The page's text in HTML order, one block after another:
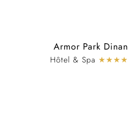
Armor Park Dinan
Hôtel & Spa ★★★★